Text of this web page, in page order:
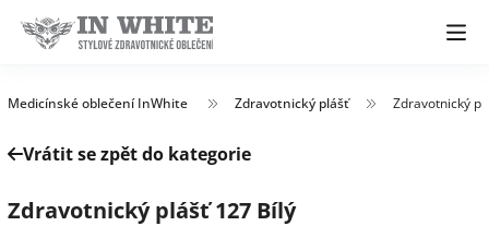
Medicínské oblečení InWhite Zdravotnický plášť Zdravotnický
Vrátit se zpět do kategorie
Zdravotnický plášť 127 Bílý